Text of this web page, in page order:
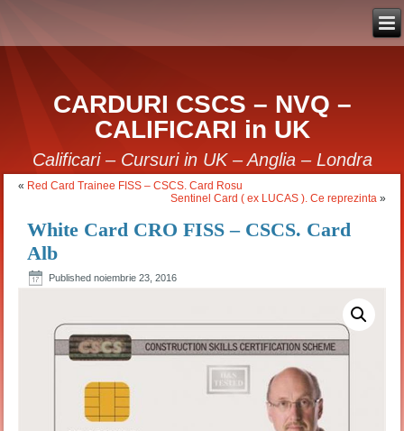
CARDURI CSCS – NVQ –
CALIFICARI in UK
Calificari – Cursuri in UK – Anglia – Londra
« Red Card Trainee FISS – CSCS. Card Rosu
Sentinel Card ( ex LUCAS ). Ce reprezinta»
White Card CRO FISS – CSCS. Card
Alb
Published noiembrie 23, 2016